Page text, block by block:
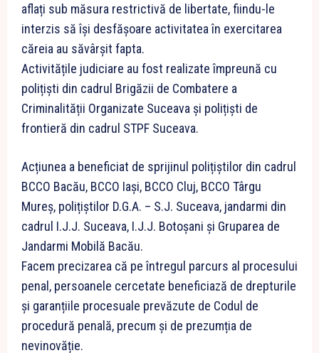
aflați sub măsura restrictivă de libertate, fiindu-le
interzis să își desfășoare activitatea în exercitarea
căreia au săvârșit fapta.
Activitățile judiciare au fost realizate împreună cu
polițiști din cadrul Brigăzii de Combatere a
Criminalității Organizate Suceava și polițiști de
frontieră din cadrul STPF Suceava.
Acțiunea a beneficiat de sprijinul polițiștilor din cadrul
BCCO Bacău, BCCO Iași, BCCO Cluj, BCCO Târgu
Mureș, polițiștilor D.G.A. – S.J. Suceava, jandarmi din
cadrul I.J.J. Suceava, I.J.J. Botoșani și Gruparea de
Jandarmi Mobilă Bacău.
Facem precizarea că pe întregul parcurs al procesului
penal, persoanele cercetate beneficiază de drepturile
și garanțiile procesuale prevăzute de Codul de
procedură penală, precum și de prezumția de
nevinovăție.